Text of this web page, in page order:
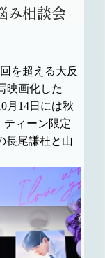
み相談会
を超える大反
映画化した
月14日には秋
ティーン限定
長尾謙杜と山